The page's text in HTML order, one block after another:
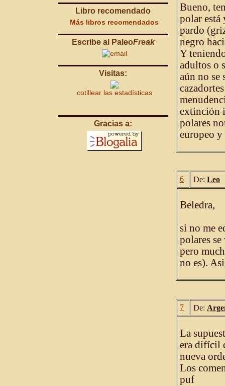
Libro recomendado
Más libros recomendados
Escribe al PaleoFreak
Visitas:
cotillear las estadísticas
Gracias a:
Bueno,
polar está
pardo
negro
Y
adultos o
aún no se
extinción
polares
europeo y
6 De: Leo
Beledra,
si no me
polares
pero
no es).
7 De:
La
era difícil
nueva
Los
puf